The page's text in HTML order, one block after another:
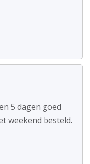
5 dagen goed
weekend besteld.